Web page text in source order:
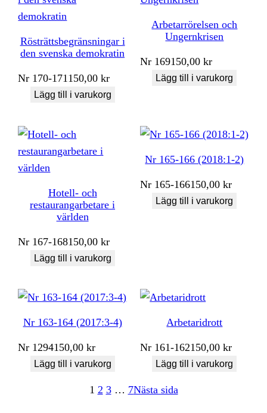
Rösträttsbegränsningar i
den svenska demokratin
Nr 170-171150,00kr
Lägg till i varukorg
Arbetarrörelsen och
Ungernkrisen
Nr 169150,00kr
Lägg till i varukorg
Hotell- och
restaurangarbetare i
världen
Nr 167-168150,00kr
Lägg till i varukorg
Nr 165-166 (2018:1-2)
Nr 165-166150,00kr
Lägg till i varukorg
Nr 163-164 (2017:3-4)
Nr 1294150,00kr
Lägg till i varukorg
Arbetaridrott
Nr 161-162150,00kr
Lägg till i varukorg
1 2 3 … 7Nästa sida